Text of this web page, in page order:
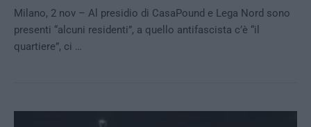
Milano, 2 nov – Al presidio di CasaPound e Lega Nord sono
presenti “alcuni residenti”, a quello antifascista c’è “il
quartiere”, ci …